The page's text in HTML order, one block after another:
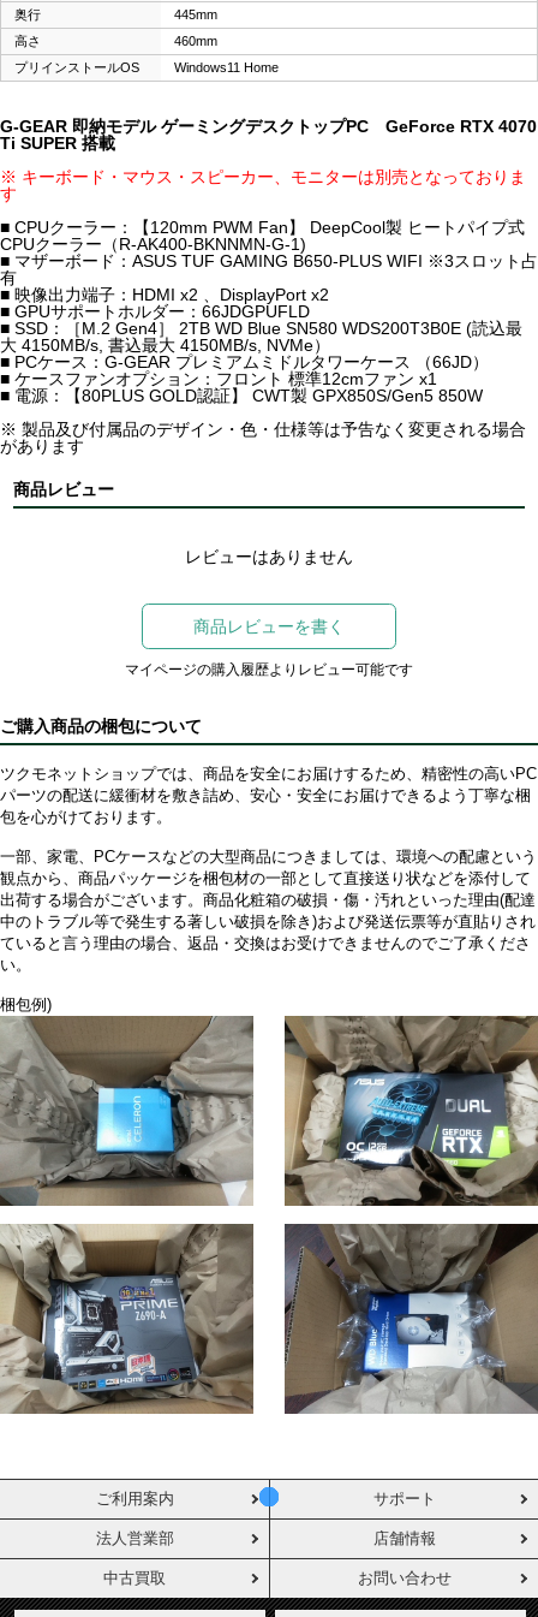
奥行
445mm
高さ
460mm
プリインストールOS
Windows11 Home
G-GEAR 即納モデル ゲーミングデスクトップPC GeForce RTX 4070
Ti SUPER 搭載
※ キーボード・マウス・スピーカー、モニターは別売となっておりま
す
■ CPUクーラー：【120mm PWM Fan】 DeepCool製 ヒートパイプ式
CPUクーラー（R-AK400-BKNNMN-G-1)
■ マザーボード：ASUS TUF GAMING B650-PLUS WIFI ※3スロット占
有
■ 映像出力端子：HDMI x2 、DisplayPort x2
■ GPUサポートホルダー：66JDGPUFLD
■ SSD：［M.2 Gen4］ 2TB WD Blue SN580 WDS200T3B0E (読込最
大 4150MB/s, 書込最大 4150MB/s, NVMe）
■ PCケース：G-GEAR プレミアムミドルタワーケース （66JD）
■ ケースファンオプション：フロント 標準12cmファン x1
■ 電源：【80PLUS GOLD認証】 CWT製 GPX850S/Gen5 850W
※ 製品及び付属品のデザイン・色・仕様等は予告なく変更される場合
があります
商品レビュー
レビューはありません
商品レビューを書く
マイページの購入履歴よりレビュー可能です
ご購入商品の梱包について
ツクモネットショップでは、商品を安全にお届けするため、精密性の高いPC
パーツの配送に緩衝材を敷き詰め、安心・安全にお届けできるよう丁寧な梱
包を心がけております。
一部、家電、PCケースなどの大型商品につきましては、環境への配慮という
観点から、商品パッケージを梱包材の一部として直接送り状などを添付して
出荷する場合がございます。商品化粧箱の破損・傷・汚れといった理由(配達
中のトラブル等で発生する著しい破損を除き)および発送伝票等が直貼りされ
ていると言う理由の場合、返品・交換はお受けできませんのでご了承くださ
い。
梱包例)
ご利用案内 サポート
法人営業部 店舗情報
中古買取 お問い合わせ